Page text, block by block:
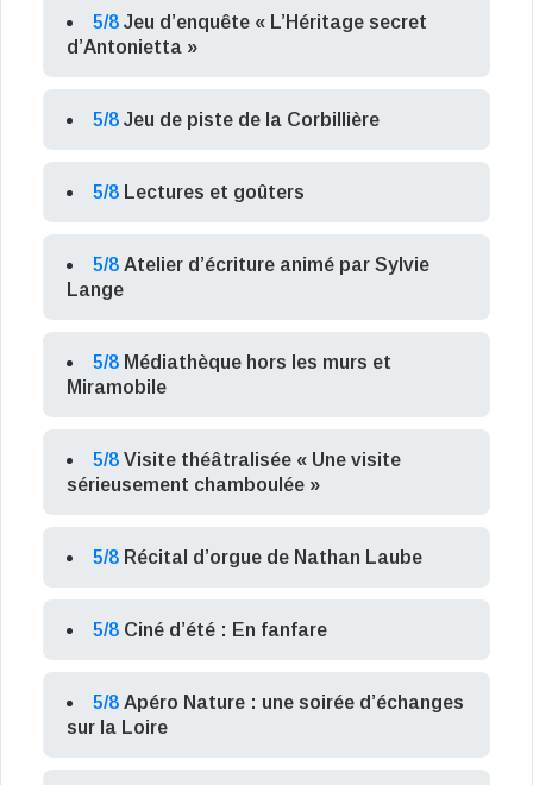
5/8 Jeu d’enquête « L’Héritage secret
d’Antonietta »
5/8 Jeu de piste de la Corbillière
5/8 Lectures et goûters
5/8 Atelier d’écriture animé par Sylvie
Lange
5/8 Médiathèque hors les murs et
Miramobile
5/8 Visite théâtralisée « Une visite
sérieusement chamboulée »
5/8 Récital d’orgue de Nathan Laube
5/8 Ciné d’été : En fanfare
5/8 Apéro Nature : une soirée d’échanges
sur la Loire